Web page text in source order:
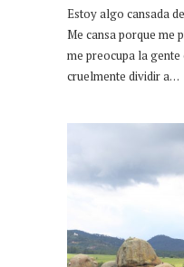
Estoy algo cansada
Me cansa porque me
me preocupa la gente
cruelmente dividir a…